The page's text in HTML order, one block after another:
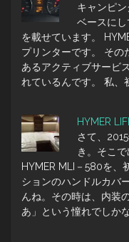
キャンピ
ベースに
を載せています。
プリンターです。 その
あるアクティブサービ
れているんです。 私、
HYMER
さて、
き。そこ
HYMER MLI－580を、
ションのハンドルカバ
んね。その時は、内装
あ」という憧れでしか